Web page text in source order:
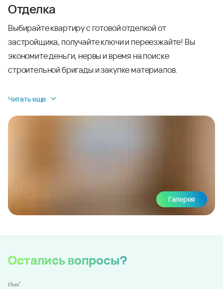
Отделка
Выбирайте квартиру с готовой отделкой от
застройщика, получайте ключи и переезжайте! Вы
экономите деньги, нервы и время на поиске
строительной бригады и закупке материалов.
Читать еще
Галерея
Остались вопросы?
Имя*